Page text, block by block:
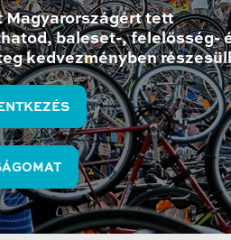
Magyarországért tett
baleset-, felelősség-
kedvezményben